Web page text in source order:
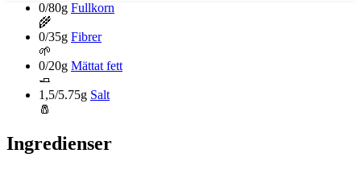
0/80g Fullkorn
🌾
0/35g Fibrer
🌱
0/20g Mättat fett
🧈
1,5/5.75g Salt
🧂
Ingredienser